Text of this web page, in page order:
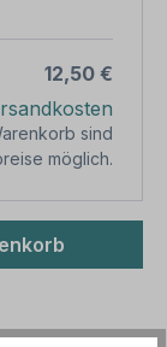
12,50 €
sind
möglich.